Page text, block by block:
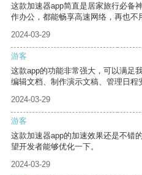
这款加速器app简直是居家旅行必备
作办公，都能畅享高速网络，再也不
2024-03-29
游客
这款app的功能非常强大，可以满足
编辑文档、制作演示文稿、管理日程
2024-03-29
游客
这款加速器app的加速效果还是不错
望开发者能够优化一下。
2024-03-29